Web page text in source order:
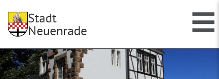
Stadt
Neuenrade